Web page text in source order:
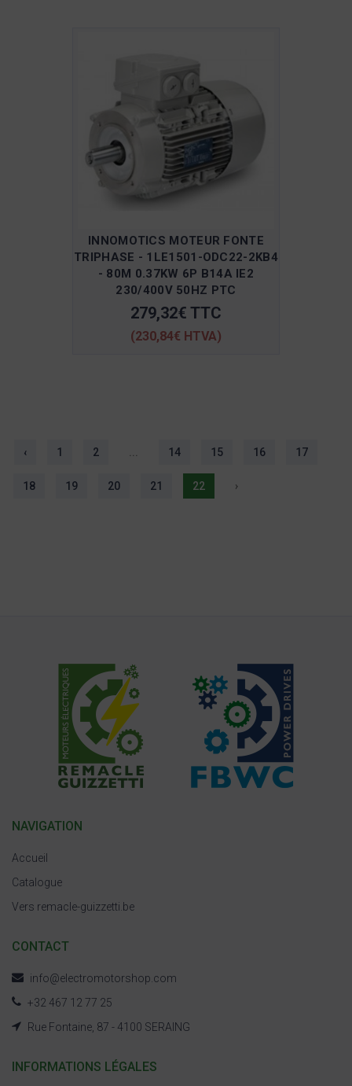
INNOMOTICS MOTEUR FONTE
TRIPHASE - 1LE1501-ODC22-2KB4
- 80M 0.37KW 6P B14A IE2
230/400V 50HZ PTC
279,32€ TTC
(230,84€ HTVA)
‹ 1 2 14 15 16 17
18 19 20 21 22 ›
NAVIGATION
Accueil
Catalogue
Vers remacle-guizzetti.be
CONTACT
info@electromotorshop.com
+32 467 12 77 25
Rue Fontaine, 87 - 4100 SERAING
INFORMATIONS LÉGALES